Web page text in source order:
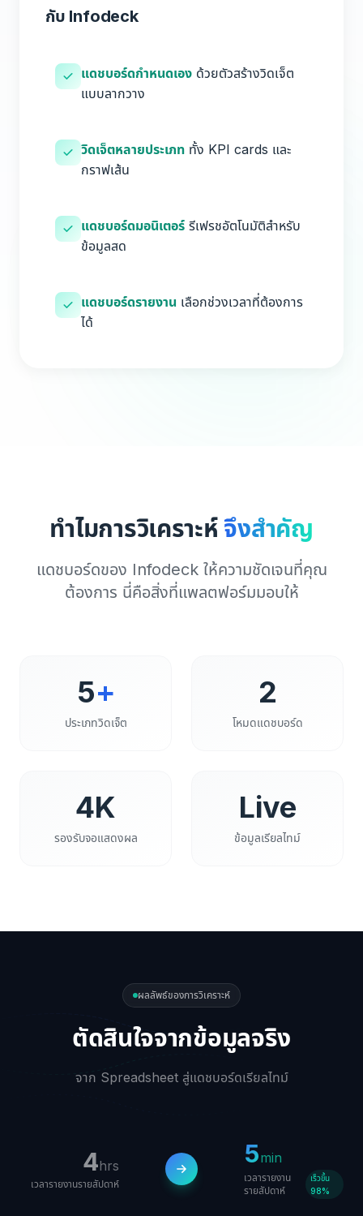
กับ Infodeck
แดชบอร์ดกำหนดเอง ด้วยตัวสร้างวิดเจ็ต
แบบลากวาง
วิดเจ็ตหลายประเภท ทั้ง KPI cards และ
กราฟเส้น
แดชบอร์ดมอนิเตอร์ รีเฟรชอัตโนมัติสำหรับ
ข้อมูลสด
แดชบอร์ดรายงาน เลือกช่วงเวลาที่ต้องการ
ได้
ทำไมการวิเคราะห์จึงสำคัญ
แดชบอร์ดของ Infodeck ให้ความชัดเจนที่คุณ
ต้องการ นี่คือสิ่งที่แพลตฟอร์มมอบให้
5+
ประเภทวิดเจ็ต
2
โหมดแดชบอร์ด
4K
รองรับจอแสดงผล
Live
ข้อมูลเรียลไทม์
ผลลัพธ์ของการวิเคราะห์
ตัดสินใจจากข้อมูลจริง
จาก Spreadsheet สู่แดชบอร์ดเรียลไทม์
4hrs
เวลารายงานรายสัปดาห์
5min
เวลารายงาน
รายสัปดาห์
เร็วขึ้น
98%